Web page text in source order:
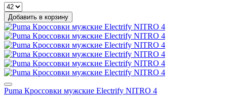
Добавить в корзину
Puma Кроссовки мужские Electrify NITRO 4